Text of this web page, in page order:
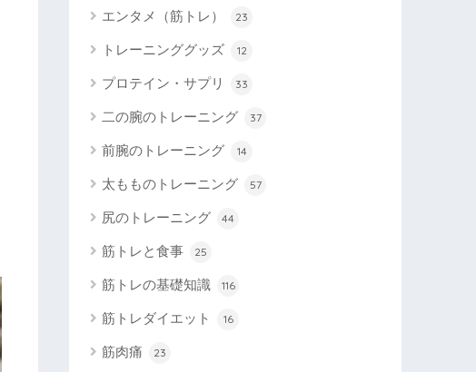
エンタメ（筋トレ） 23
トレーニンググッズ 12
プロテイン・サプリ 33
二の腕のトレーニング 37
前腕のトレーニング 14
太もものトレーニング 57
尻のトレーニング 44
筋トレと食事 25
筋トレの基礎知識 116
筋トレダイエット 16
筋肉痛 23